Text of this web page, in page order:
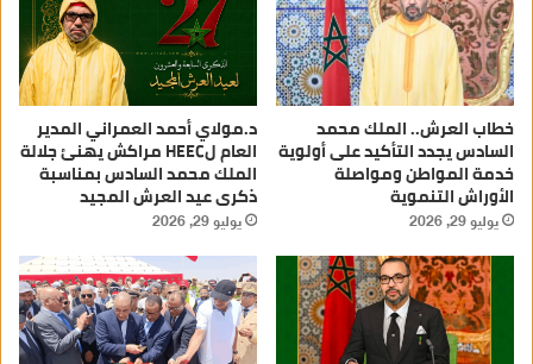
خطاب العرش.. الملك محمد
السادس يجدد التأكيد على أولوية
خدمة المواطن ومواصلة
الأوراش التنموية
يوليو 29, 2026
د.مولاي أحمد العمراني المدير
العام لHEEC مراكش يهنئ جلالة
الملك محمد السادس بمناسبة
ذكرى عيد العرش المجيد
يوليو 29, 2026